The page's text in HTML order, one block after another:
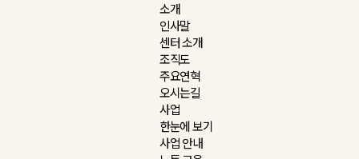
소개
인사말
센터 소개
조직도
주요연혁
오시는길
사업
한눈에 보기
사업 안내